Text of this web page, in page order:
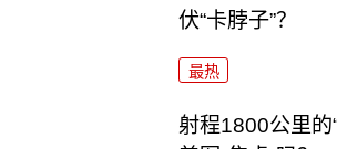
伏“卡脖子”？
最热
射程1800公里的